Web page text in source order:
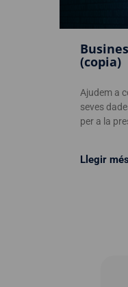
(copia)
Ajudem a
seves
per a la
Llegir més